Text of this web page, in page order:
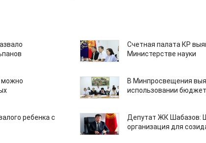
Счетная палата КР
Министерстве науки
можно
В Минпросвещения
использовании
ребенка с
Депутат ЖК Шабазов:
организация для